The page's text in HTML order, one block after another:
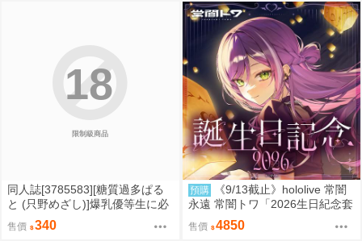
限制級商品
18
同人誌[3785583][糖質過多ぱる
と (只野めざし)]爆乳優等生に必
要なちんぽのお勉強後編 (原創)
售價 340
預購
《9/13截止》hololive 常闇
永遠 常闇トワ「2026生日紀念套
組 LED畫板&兩面壓克力立牌&鑰
匙圈&帽子」附*複製簽名留言明
售價 4850